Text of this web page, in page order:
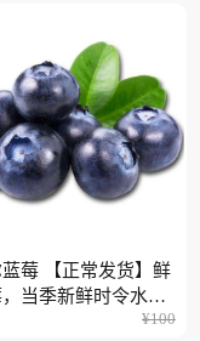
莓 【正常发货】鲜
当季新鲜时令水果
¥100